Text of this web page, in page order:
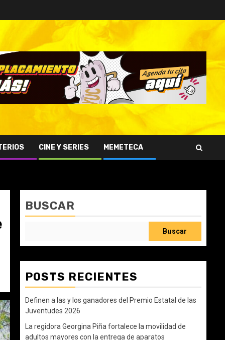
CINE Y SERIES MEMETECA
BUSCAR
Buscar
POSTS RECIENTES
Definen a las y los ganadores del Premio Estatal de las
Juventudes 2026
La regidora Georgina Piña fortalece la movilidad de
adultos mayores con la entrega de aparatos